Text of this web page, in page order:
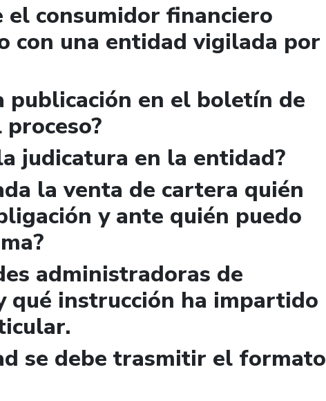
el consumidor financiero
con una entidad vigilada por
publicación en el boletín de
judicatura en la entidad?
la venta de cartera quién
y ante quién puedo
administradoras de
qué instrucción ha impartido
se debe trasmitir el formato